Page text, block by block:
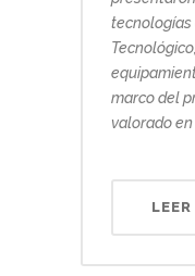
tecnologías
marco del
valorado